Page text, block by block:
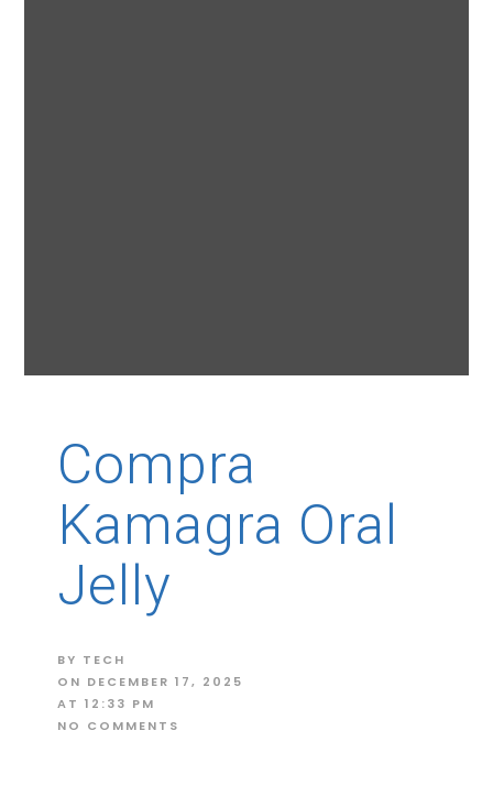
Compra
Kamagra Oral
Jelly
BY TECH
ON DECEMBER 17, 2025
AT 12:33 PM
NO COMMENTS